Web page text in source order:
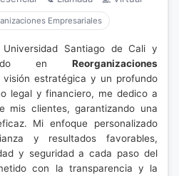
Empresariales
Santiago de Cali y
en Reorganizaciones
visión estratégica y un profundo
legal y financiero, me dedico a
mis clientes, garantizando una
Mi enfoque personalizado
y resultados favorables,
y seguridad a cada paso del
con la transparencia y la